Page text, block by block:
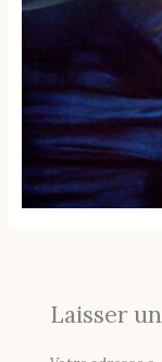
Laisser